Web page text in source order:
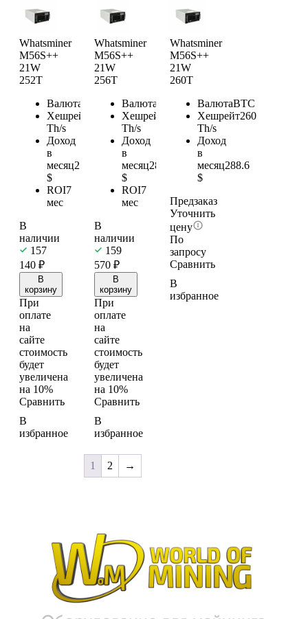
Whatsminer
M56S++
21W
252T
Валюта
Хешрейт
Th/s
Доход
в
месяц279.72
$
ROI7
мес
В
наличии
157
140 ₽
В
корзину
При
оплате
на
сайте
стоимость
будет
увеличена
на 10%
Сравнить
В
избранное
Whatsminer
M56S++
21W
256T
Валюта
Хешрейт
Th/s
Доход
в
месяц284.16
$
ROI7
мес
В
наличии
159
570₽
В
корзину
При
оплате
на
сайте
стоимость
будет
увеличена
на 10%
Сравнить
В
избранное
Whatsminer
M56S++
21W
260T
ВалютаBTC
Хешрейт260
Th/s
Доход
в
месяц288.6
$
Предзаказ
Уточнить
цену
По
запросу
Сравнить
В
избранное
1 2 →